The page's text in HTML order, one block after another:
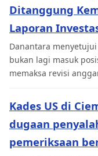
Ditanggung
Laporan
Danantara
bukan lagi masuk
memaksa revisi
Kades US di
dugaan
pemeriksaan